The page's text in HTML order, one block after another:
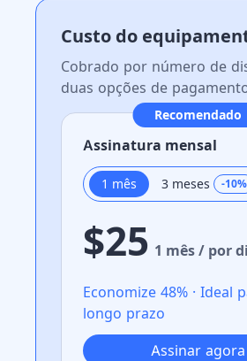
Custo do
Cobrado por número de
duas opções de
Assinatura mensal
1 mês 3 meses -10%
$25 1 mês / por
Economize 48% · Ideal
longo prazo
Assinar agora
Recomendado